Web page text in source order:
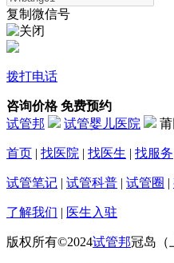
复制微信号
拨打电话
咨询价格 免费预约
试管邦
试管婴儿医院
首页 | 找医院 | 找医生 | 找服务
试管笔记 | 试管科普 | 试管圈 |
了解我们 | 医生入驻
版权所有©2024试管邦冠岛（